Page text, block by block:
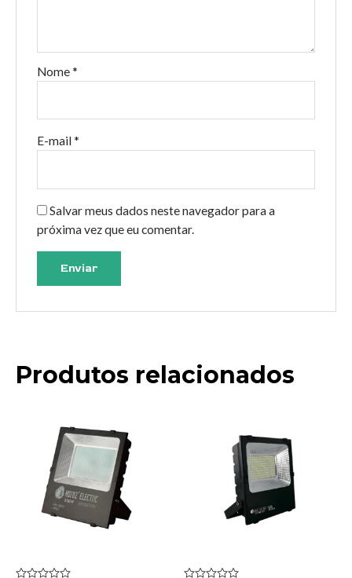
Nome *
E-mail *
Salvar meus dados neste navegador para a
próxima vez que eu comentar.
Produtos relacionados